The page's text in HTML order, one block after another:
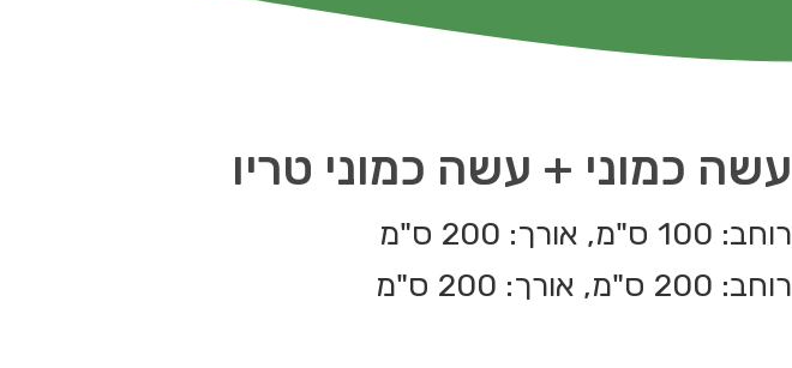
עשה כמוני + עשה כמוני טריו
רוחב: 100 ס"מ, אורך: 200 ס"מ
רוחב: 200 ס"מ, אורך: 200 ס"מ